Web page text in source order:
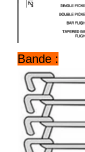
Bande :